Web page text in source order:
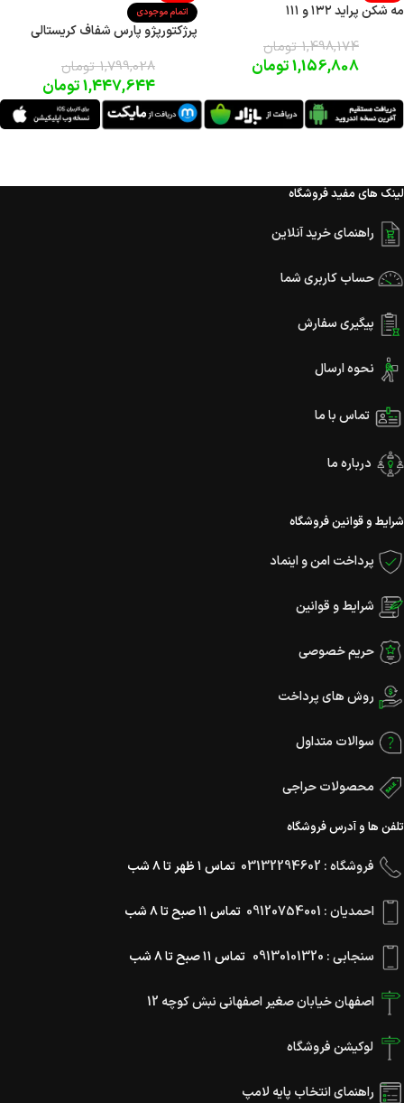
مه شکن پراید ۱۳۲ و ۱۱۱
1,498,174 تومان
1,156,808تومان
اتمام موجودی
پرژکتورپژو پارس شفاف کریستالی
1,799,028 تومان
1,447,644تومان
لینک های مفید فروشگاه
راهنمای خرید آنلاین
حساب کاربری شما
پیگیری سفارش
نحوه ارسال
تماس با ما
درباره ما
شرایط و قوانین فروشگاه
پرداخت امن و اینماد
شرایط و قوانین
حریم خصوصی
روش های پرداخت
سوالات متداول
محصولات حراجی
تلفن ها و آدرس فروشگاه
فروشگاه : 03132294602 تماس ۱ ظهر تا ۸ شب
احمدیان : 09120754001 تماس ۱۱ صبح تا ۸ شب
سنجابی : 09130101320 تماس ۱۱ صبح تا ۸ شب
اصفهان خیابان صغیر اصفهانی نبش کوچه 12
لوکیشن فروشگاه
راهنمای انتخاب پایه لامپ